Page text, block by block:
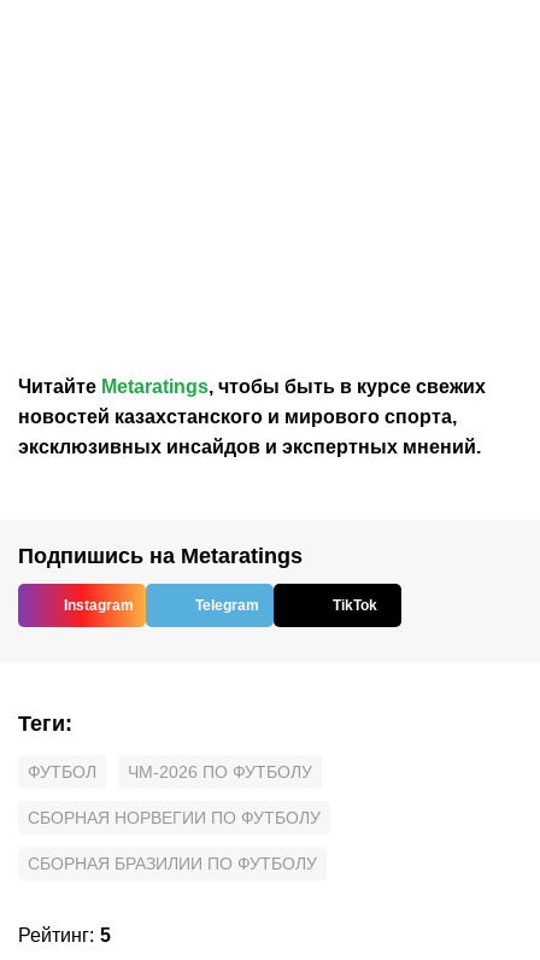
Читайте Metaratings, чтобы быть в курсе свежих
новостей казахстанского и мирового спорта,
эксклюзивных инсайдов и экспертных мнений.
Подпишись на Metaratings
Instagram Telegram TikTok
Теги:
ФУТБОЛ ЧМ-2026 ПО ФУТБОЛУ
СБОРНАЯ НОРВЕГИИ ПО ФУТБОЛУ
СБОРНАЯ БРАЗИЛИИ ПО ФУТБОЛУ
Рейтинг: 5